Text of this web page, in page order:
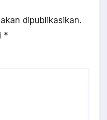
dipublikasikan.
*